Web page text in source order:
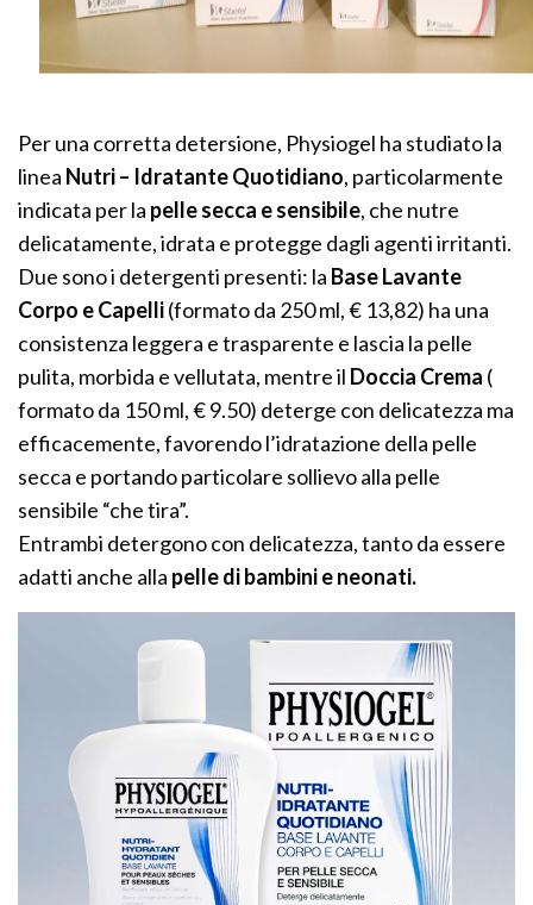
Per una corretta detersione, Physiogel ha studiato la
linea Nutri – Idratante Quotidiano, particolarmente
indicata per la pelle secca e sensibile, che nutre
delicatamente, idrata e protegge dagli agenti irritanti.
Due sono i detergenti presenti: la Base Lavante
Corpo e Capelli(formato da 250 ml, € 13,82) ha una
consistenza leggera e trasparente e lascia la pelle
pulita, morbida e vellutata, mentre il Doccia Crema (
formato da 150 ml, € 9.50) deterge con delicatezza ma
efficacemente, favorendo l’idratazione della pelle
secca e portando particolare sollievo alla pelle
sensibile “che tira”.
Entrambi detergono con delicatezza, tanto da essere
adatti anche alla pelle di bambini e neonati.